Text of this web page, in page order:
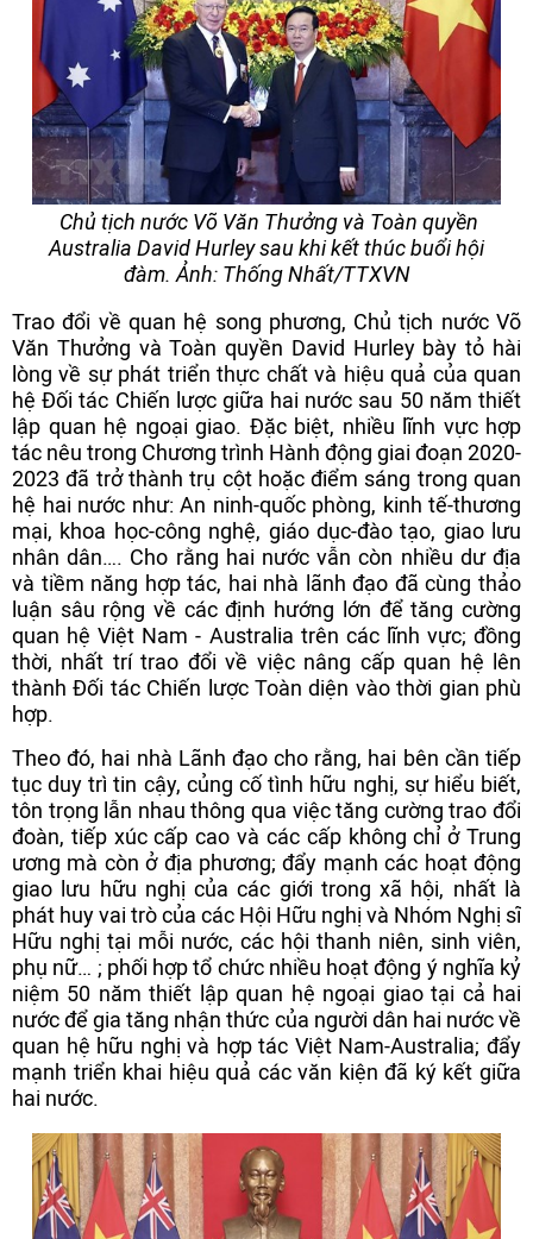
Chủ tịch nước Võ Văn Thưởng và Toàn quyền
Australia David Hurley sau khi kết thúc buổi hội
đàm. Ảnh: Thống Nhất/TTXVN
Trao đổi về quan hệ song phương, Chủ tịch nước Võ
Văn Thưởng và Toàn quyền David Hurley bày tỏ hài
lòng về sự phát triển thực chất và hiệu quả của quan
hệ Đối tác Chiến lược giữa hai nước sau 50 năm thiết
lập quan hệ ngoại giao. Đặc biệt, nhiều lĩnh vực hợp
tác nêu trong Chương trình Hành động giai đoạn 2020-
2023 đã trở thành trụ cột hoặc điểm sáng trong quan
hệ hai nước như: An ninh-quốc phòng, kinh tế-thương
mại, khoa học-công nghệ, giáo dục-đào tạo, giao lưu
nhân dân…. Cho rằng hai nước vẫn còn nhiều dư địa
và tiềm năng hợp tác, hai nhà lãnh đạo đã cùng thảo
luận sâu rộng về các định hướng lớn để tăng cường
quan hệ Việt Nam - Australia trên các lĩnh vực; đồng
thời, nhất trí trao đổi về việc nâng cấp quan hệ lên
thành Đối tác Chiến lược Toàn diện vào thời gian phù
hợp.
Theo đó, hai nhà Lãnh đạo cho rằng, hai bên cần tiếp
tục duy trì tin cậy, củng cố tình hữu nghị, sự hiểu biết,
tôn trọng lẫn nhau thông qua việc tăng cường trao đổi
đoàn, tiếp xúc cấp cao và các cấp không chỉ ở Trung
ương mà còn ở địa phương; đẩy mạnh các hoạt động
giao lưu hữu nghị của các giới trong xã hội, nhất là
phát huy vai trò của các Hội Hữu nghị và Nhóm Nghị sĩ
Hữu nghị tại mỗi nước, các hội thanh niên, sinh viên,
phụ nữ… ; phối hợp tổ chức nhiều hoạt động ý nghĩa kỷ
niệm 50 năm thiết lập quan hệ ngoại giao tại cả hai
nước để gia tăng nhận thức của người dân hai nước về
quan hệ hữu nghị và hợp tác Việt Nam-Australia; đẩy
mạnh triển khai hiệu quả các văn kiện đã ký kết giữa
hai nước.